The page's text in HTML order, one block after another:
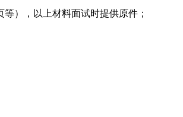
），以上材料面试时提供原件；